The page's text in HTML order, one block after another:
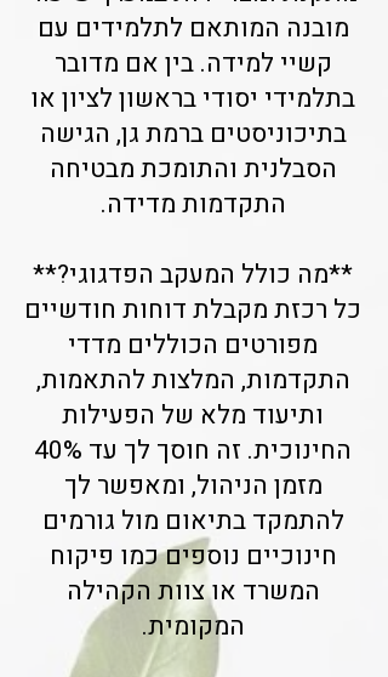
מובנה המותאם לתלמידים עם
קשיי למידה. בין אם מדובר
בתלמידי יסודי בראשון לציון או
בתיכוניסטים ברמת גן, הגישה
הסבלנית והתומכת מבטיחה
התקדמות מדידה.
**מה כולל המעקב הפדגוגי?**
כל רכזת מקבלת דוחות חודשיים
מפורטים הכוללים מדדי
התקדמות, המלצות להתאמות,
ותיעוד מלא של הפעילות
החינוכית. זה חוסך לך עד 40%
מזמן הניהול, ומאפשר לך
להתמקד בתיאום מול גורמים
חינוכיים נוספים כמו פיקוח
המשרד או צוות הקהילה
המקומית.